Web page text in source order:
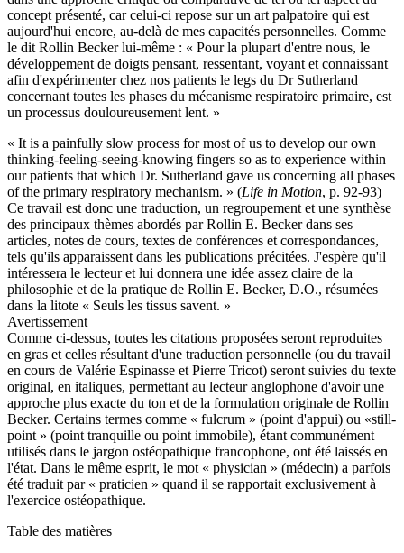
concept présenté, car celui-ci repose sur un art palpatoire qui est
aujourd'hui encore, au-delà de mes capacités personnelles. Comme
le dit Rollin Becker lui-même : « Pour la plupart d'entre nous, le
développement de doigts pensant, ressentant, voyant et connaissant
afin d'expérimenter chez nos patients le legs du Dr Sutherland
concernant toutes les phases du mécanisme respiratoire primaire, est
un processus douloureusement lent. »
« It is a painfully slow process for most of us to develop our own
thinking-feeling-seeing-knowing fingers so as to experience within
our patients that which Dr. Sutherland gave us concerning all phases
of the primary respiratory mechanism. » (Life in Motion, p. 92-93)
Ce travail est donc une traduction, un regroupement et une synthèse
des principaux thèmes abordés par Rollin E. Becker dans ses
articles, notes de cours, textes de conférences et correspondances,
tels qu'ils apparaissent dans les publications précitées. J'espère qu'il
intéressera le lecteur et lui donnera une idée assez claire de la
philosophie et de la pratique de Rollin E. Becker, D.O., résumées
dans la litote « Seuls les tissus savent. »
Avertissement
Comme ci-dessus, toutes les citations proposées seront reproduites
en gras et celles résultant d'une traduction personnelle (ou du travail
en cours de Valérie Espinasse et Pierre Tricot) seront suivies du texte
original, en italiques, permettant au lecteur anglophone d'avoir une
approche plus exacte du ton et de la formulation originale de Rollin
Becker. Certains termes comme « fulcrum » (point d'appui) ou «still-
point » (point tranquille ou point immobile), étant communément
utilisés dans le jargon ostéopathique francophone, ont été laissés en
l'état. Dans le même esprit, le mot « physician » (médecin) a parfois
été traduit par « praticien » quand il se rapportait exclusivement à
l'exercice ostéopathique.
Table des matières